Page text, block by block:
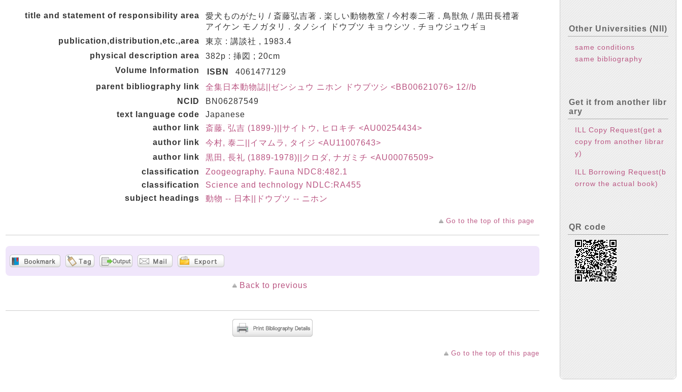
title and statement of responsibility area
愛犬ものがたり / 斎藤弘吉著 . 楽しい動物教室 / 今村泰二著 . 鳥獣魚 / 黒田長禮著
アイケン モノガタリ . タノシイ ドウブツ キョウシツ . チョウジュウギョ
publication,distribution,etc.,area
東京 : 講談社 , 1983.4
physical description area
382p : 挿図 ; 20cm
Volume Information
ISBN
4061477129
parent bibliography link
全集日本動物誌||ゼンシュウ ニホン ドウブツシ <BB00621076> 12//b
NCID
BN06287549
text language code
Japanese
author link
斎藤, 弘吉 (1899-)||サイトウ, ヒロキチ <AU00254434>
author link
今村, 泰二||イマムラ, タイジ <AU11007643>
author link
黒田, 長礼 (1889-1978)||クロダ, ナガミチ <AU00076509>
classification
Zoogeography. Fauna NDC8:482.1
classification
Science and technology NDLC:RA455
subject headings
動物 -- 日本||ドウブツ -- ニホン
Go to the top of this page
Back to previous
Go to the top of this page
Other Universities (NII)
same conditions
same bibliography
Get it from another libr
ary
ILL Copy Request(get a
copy from another librar
y)
ILL Borrowing Request(b
orrow the actual book)
QR code